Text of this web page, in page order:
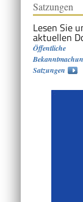
Satzungen
Lesen Sie
aktuellen
Öffentliche
Satzungen